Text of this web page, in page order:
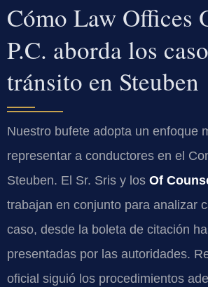
Cómo Law Offices
P.C. aborda los
tránsito en Steuben
Nuestro bufete adopta un enfoque
representar a conductores en el
Steuben. El Sr. Sris y los Of
trabajan en conjunto para analizar
caso, desde la boleta de citación
presentadas por las autoridades.
oficial siguió los procedimientos